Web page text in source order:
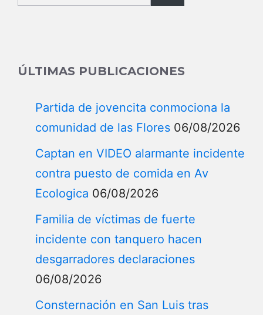
for:
ÚLTIMAS PUBLICACIONES
Partida de jovencita conmociona la
comunidad de las Flores 06/08/2026
Captan en VIDEO alarmante incidente
contra puesto de comida en Av
Ecologica 06/08/2026
Familia de víctimas de fuerte
incidente con tanquero hacen
desgarradores declaraciones
06/08/2026
Consternación en San Luis tras